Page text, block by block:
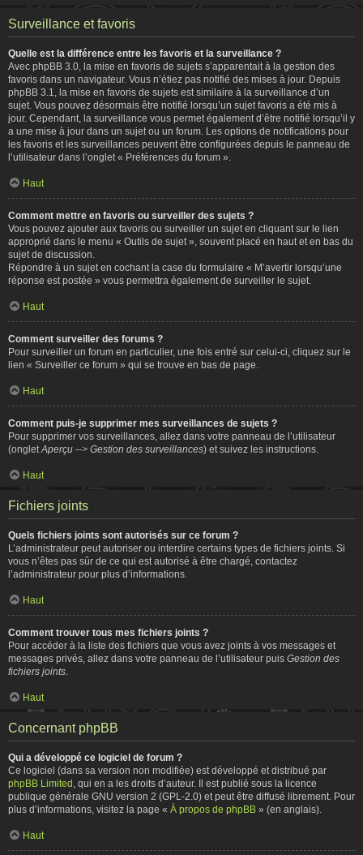
Surveillance et favoris
Quelle est la différence entre les favoris et la surveillance ?
Avec phpBB 3.0, la mise en favoris de sujets s’apparentait à la gestion des
favoris dans un navigateur. Vous n’étiez pas notifié des mises à jour. Depuis
phpBB 3.1, la mise en favoris de sujets est similaire à la surveillance d’un
sujet. Vous pouvez désormais être notifié lorsqu’un sujet favoris a été mis à
jour. Cependant, la surveillance vous permet également d’être notifié lorsqu’il y
a une mise à jour dans un sujet ou un forum. Les options de notifications pour
les favoris et les surveillances peuvent être configurées depuis le panneau de
l’utilisateur dans l’onglet « Préférences du forum ».
Haut
Comment mettre en favoris ou surveiller des sujets ?
Vous pouvez ajouter aux favoris ou surveiller un sujet en cliquant sur le lien
approprié dans le menu « Outils de sujet », souvent placé en haut et en bas du
sujet de discussion.
Répondre à un sujet en cochant la case du formulaire « M’avertir lorsqu’une
réponse est postée » vous permettra également de surveiller le sujet.
Haut
Comment surveiller des forums ?
Pour surveiller un forum en particulier, une fois entré sur celui-ci, cliquez sur le
lien « Surveiller ce forum » qui se trouve en bas de page.
Haut
Comment puis-je supprimer mes surveillances de sujets ?
Pour supprimer vos surveillances, allez dans votre panneau de l’utilisateur
(onglet Aperçu --> Gestion des surveillances) et suivez les instructions.
Haut
Fichiers joints
Quels fichiers joints sont autorisés sur ce forum ?
L’administrateur peut autoriser ou interdire certains types de fichiers joints. Si
vous n’êtes pas sûr de ce qui est autorisé à être chargé, contactez
l’administrateur pour plus d’informations.
Haut
Comment trouver tous mes fichiers joints ?
Pour accéder à la liste des fichiers que vous avez joints à vos messages et
messages privés, allez dans votre panneau de l’utilisateur puis Gestion des
fichiers joints
Haut
Concernant phpBB
Qui a développé ce logiciel de forum ?
Ce logiciel (dans sa version non modifiée) est développé et distribué par
phpBB Limited , qui en a les droits d’auteur. Il est publié sous la licence
publique générale GNU version 2 (GPL-2.0) et peut être diffusé librement. Pour
plus d’informations, visitez la page « À propos de phpBB » (en anglais).
Haut